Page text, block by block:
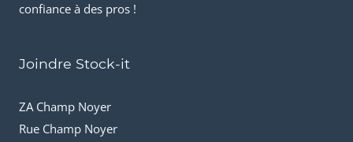
confiance à des pros !
Joindre Stock-it
ZA Champ Noyer
Rue Champ Noyer